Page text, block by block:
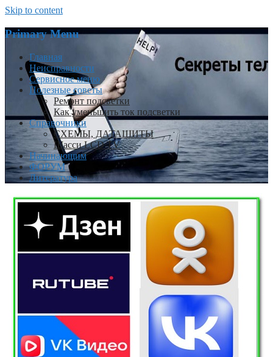
Skip to content
Primary Menu
Главная
Неисправности
Сервисное меню
Полезные советы
Ремонт подсветки
Как уменьшить ток подсветки
Справочники
СХЕМЫ, ДАТАШИТЫ
Шасси LCD TV
Начинающим
ФОРУМ
Литература